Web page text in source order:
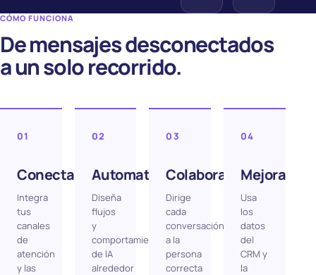
CÓMO FUNCIONA
De mensajes desconectados
a un solo recorrido.
01
Conecta
Integra
tus
canales
de
atención
y las
02
Automatiza
Diseña
flujos
y
comportamientos
de IA
alrededor
03
Colabora
Dirige
cada
conversación
a la
persona
correcta
04
Mejora
Usa
los
datos
del
CRM y
la